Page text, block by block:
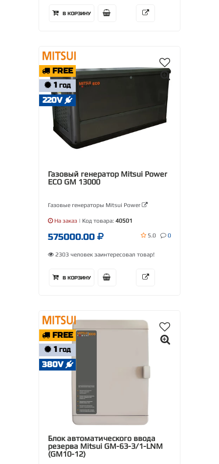
В КОРЗИНУ
FREE
1 ГОД
220V
Газовый генератор Mitsui Power
ECO GM 13000
Газовые генераторы Mitsui Power
На заказ | Код товара: 40501
575000.00 5.0 0
2303 человек заинтересовал товар!
В КОРЗИНУ
FREE
1 ГОД
380V
Блок автоматического ввода
резерва Mitsui GM-63-3/1-LNM
(GM10-12)